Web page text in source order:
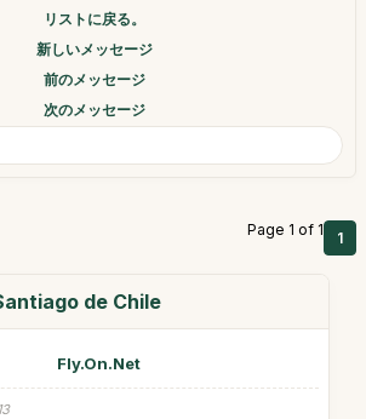
リストに戻る。
新しいメッセージ
前のメッセージ
次のメッセージ
Page 1 of 1 1
de Chile
Fly.On.Net